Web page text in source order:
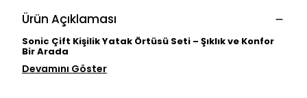
Ürün Açıklaması
Sonic Çift Kişilik Yatak Örtüsü Seti – Şıklık ve Konfor
Bir Arada
Devamını Göster